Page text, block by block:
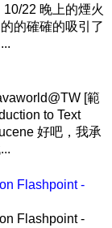
22 晚上的煙火
的確確的吸引了
[範
to Text
好吧，我承
Flashpoint -
Flashpoint -